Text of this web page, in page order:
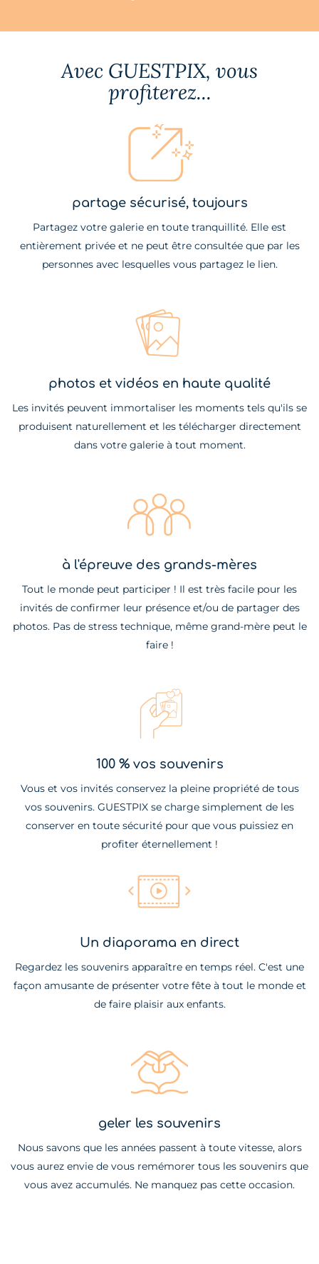
Avec GUESTPIX, vous
profiterez...
partage sécurisé, toujours
Partagez votre galerie en toute tranquillité. Elle est
entièrement privée et ne peut être consultée que par les
personnes avec lesquelles vous partagez le lien.
photos et vidéos en haute qualité
Les invités peuvent immortaliser les moments tels qu'ils se
produisent naturellement et les télécharger directement
dans votre galerie à tout moment.
à l'épreuve des grands-mères
Tout le monde peut participer ! Il est très facile pour les
invités de confirmer leur présence et/ou de partager des
photos. Pas de stress technique, même grand-mère peut le
faire !
100 % vos souvenirs
Vous et vos invités conservez la pleine propriété de tous
vos souvenirs. GUESTPIX se charge simplement de les
conserver en toute sécurité pour que vous puissiez en
profiter éternellement !
Un diaporama en direct
Regardez les souvenirs apparaître en temps réel. C'est une
façon amusante de présenter votre fête à tout le monde et
de faire plaisir aux enfants.
geler les souvenirs
Nous savons que les années passent à toute vitesse, alors
vous aurez envie de vous remémorer tous les souvenirs que
vous avez accumulés. Ne manquez pas cette occasion.